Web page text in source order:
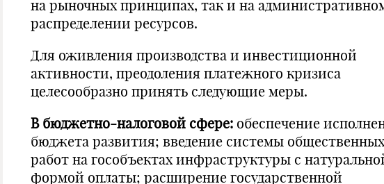
на рыночных принципах, так и на
распределении ресурсов.
Для оживления производства и инвестиционной
активности, преодоления платежного кризиса
целесообразно принять следующие меры.
В бюджетно-налоговой сфере: обеспечение
бюджета развития; введение системы общественных
работ на гособъектах инфраструктуры с
формой оплаты; расширение государственной